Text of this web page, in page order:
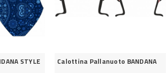
STYLE Calottina Pallanuoto BANDANA